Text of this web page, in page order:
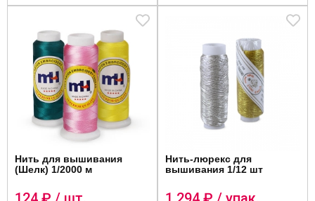
Нить для вышивания
(Шелк) 1/2000 м
Нить-люрекс для
вышивания 1/12 шт